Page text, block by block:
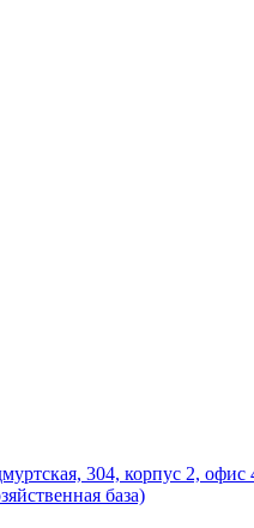
304, корпус 2, офис
база)